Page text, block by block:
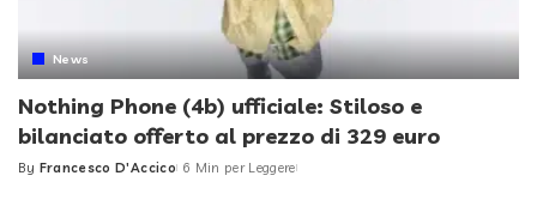
News
Nothing Phone (4b) ufficiale: Stiloso e
bilanciato offerto al prezzo di 329 euro
Posted
By Francesco D'Accico 6 Min per Leggere